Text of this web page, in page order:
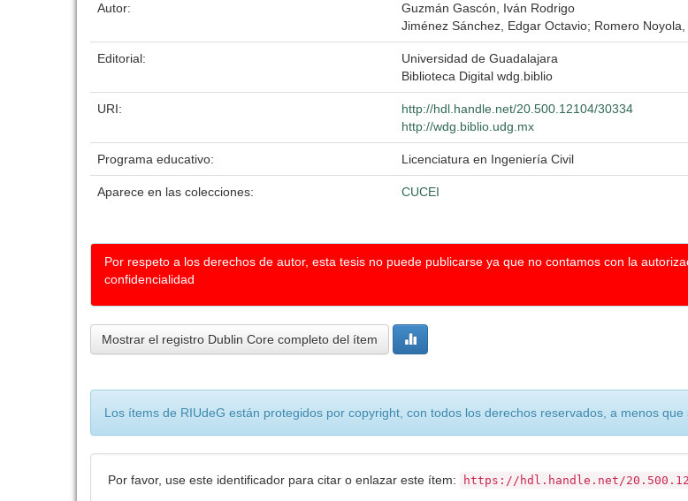
Autor:
Guzmán Gascón, Iván Rodrigo
Jiménez Sánchez, Edgar Octavio; Romero
Editorial:
Universidad de Guadalajara
Biblioteca Digital wdg.biblio
URI:
http://hdl.handle.net/20.500.12104/30334
http://wdg.biblio.udg.mx
Programa educativo: Licenciatura en Ingeniería Civil
Aparece en las colecciones: CUCEI
Por respeto a los derechos de autor, esta tesis no puede publicarse ya que no contamos con la
confidencialidad
Mostrar el registro Dublin Core completo del ítem
Los ítems de RIUdeG están protegidos por copyright, con todos los derechos reservados, a menos que
Por favor, use este identificador para citar o enlazar este ítem: https://hdl.handle.net/